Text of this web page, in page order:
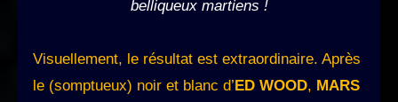
belliqueux martiens !
Visuellement, le résultat est extraordinaire. Après
le (somptueux) noir et blanc d’ED WOOD, MARS